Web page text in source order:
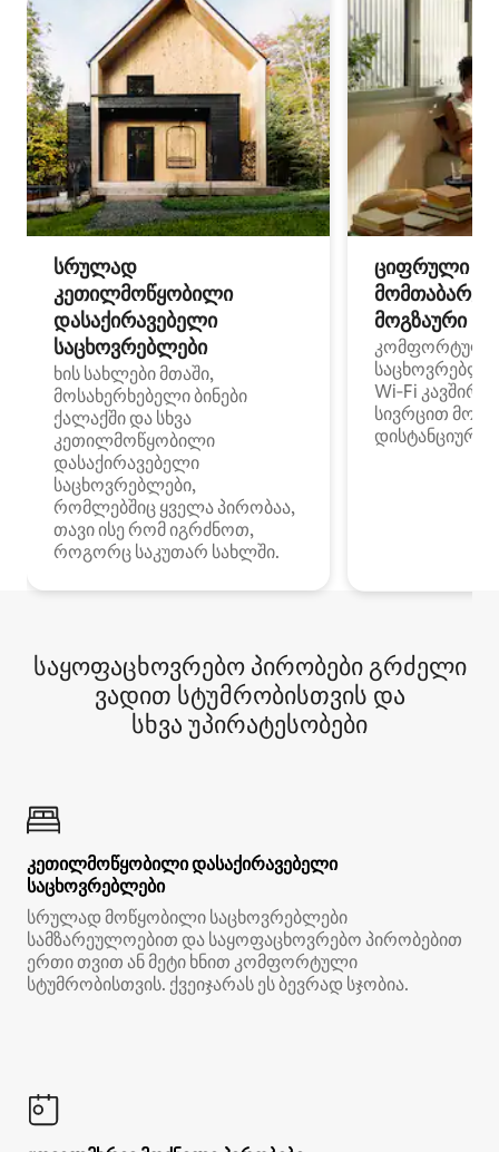
სრულად
კეთილმოწყობილი
დასაქირავებელი
საცხოვრებლები
ხის სახლები მთაში,
მოსახერხებელი ბინები
ქალაქში და სხვა
კეთილმოწყობილი
დასაქირავებელი
საცხოვრებლები,
რომლებშიც ყველა პირობაა,
თავი ისე რომ იგრძნოთ,
როგორც საკუთარ სახლში.
ციფრული
მოგზაური
კომფორტული
Wi‑Fi
სივრცით
დისტანციური
საყოფაცხოვრებო პირობები გრძელი
ვადით სტუმრობისთვის და
სხვა უპირატესობები
კეთილმოწყობილი დასაქირავებელი
საცხოვრებლები
სრულად მოწყობილი საცხოვრებლები
სამზარეულოებით და საყოფაცხოვრებო პირობებით
ერთი თვით ან მეტი ხნით კომფორტული
სტუმრობისთვის. ქვეიჯარას ეს ბევრად სჯობია.